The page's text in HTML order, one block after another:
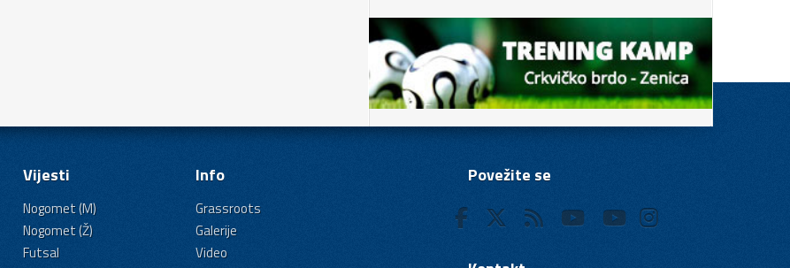
Vijesti
Nogomet (M)
Nogomet (Ž)
Futsal
Info
Grassroots
Galerije
Video
Povežite se